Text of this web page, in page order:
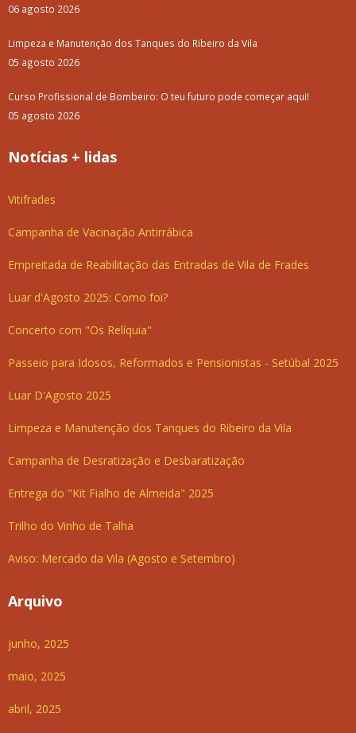
06 agosto 2026
Limpeza e Manutenção dos Tanques do Ribeiro da Vila
05 agosto 2026
Curso Profissional de Bombeiro: O teu futuro pode começar aqui!
05 agosto 2026
Notícias + lidas
Vitifrades
Campanha de Vacinação Antirrábica
Empreitada de Reabilitação das Entradas de Vila de Frades
Luar d'Agosto 2025: Como foi?
Concerto com "Os Relíquia"
Passeio para Idosos, Reformados e Pensionistas - Setúbal 2025
Luar D'Agosto 2025
Limpeza e Manutenção dos Tanques do Ribeiro da Vila
Campanha de Desratização e Desbaratização
Entrega do "Kit Fialho de Almeida" 2025
Trilho do Vinho de Talha
Aviso: Mercado da Vila (Agosto e Setembro)
Arquivo
junho, 2025
maio, 2025
abril, 2025